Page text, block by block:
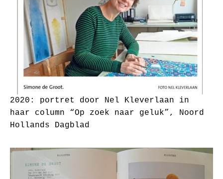
2020: portret door Nel Kleverlaan in
haar column “Op zoek naar geluk”, Noord
Hollands Dagblad